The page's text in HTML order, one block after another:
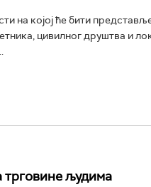
на којој ће бити
цивилног друштва и
трговине људима